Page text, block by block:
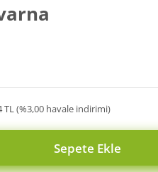
TL (%3,00 havale indirimi)
Sepete Ekle